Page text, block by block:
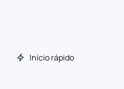
Início rápido